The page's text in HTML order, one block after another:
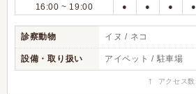
16:00 ~ 19:00 ● ● ● ●
診察動物 イヌ / ネコ
設備・取り扱い アイペット / 駐車場
↑ アクセス